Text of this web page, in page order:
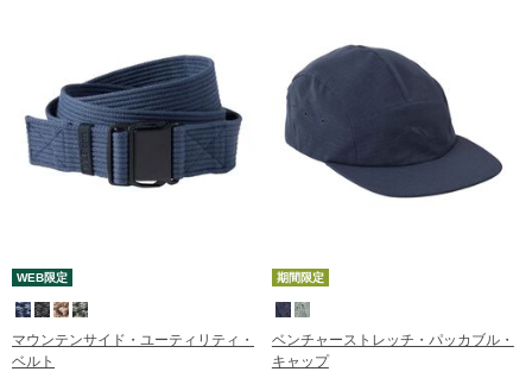
WEB限定
マウンテンサイド・ユーティリティ・
ベルト
期間限定
ベンチャーストレッチ・パッカブル・
キャップ